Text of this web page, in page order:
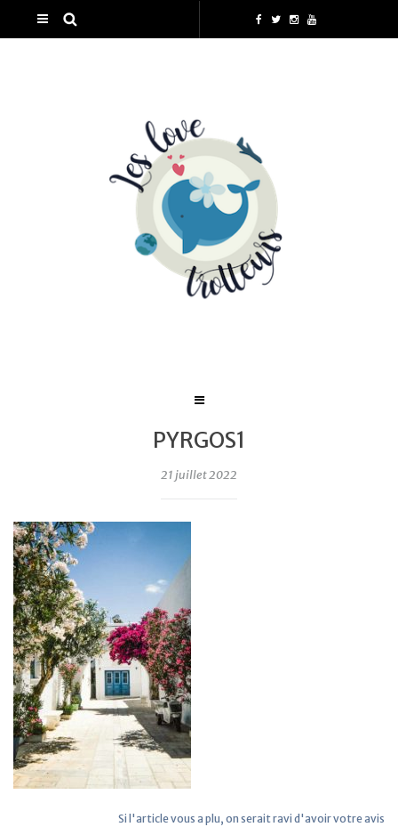
PYRGOS1
21 juillet 2022
Si l'article vous a plu, on serait ravi d'avoir votre avis